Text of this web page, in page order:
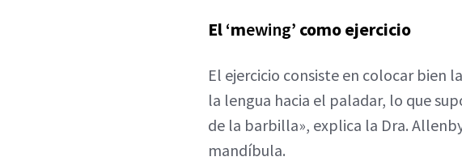
El‘mewing’ como ejercicio
El ejercicio consiste en colocar bien
la lengua hacia el paladar, lo que
de la barbilla», explica la Dra.
mandíbula.